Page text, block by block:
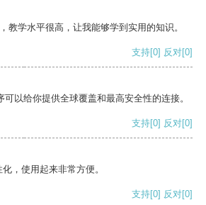
教学水平很高，让我能够学到实用的知识。
支持[0] 反对[0]
以给你提供全球覆盖和最高安全性的连接。
支持[0] 反对[0]
，使用起来非常方便。
支持[0] 反对[0]